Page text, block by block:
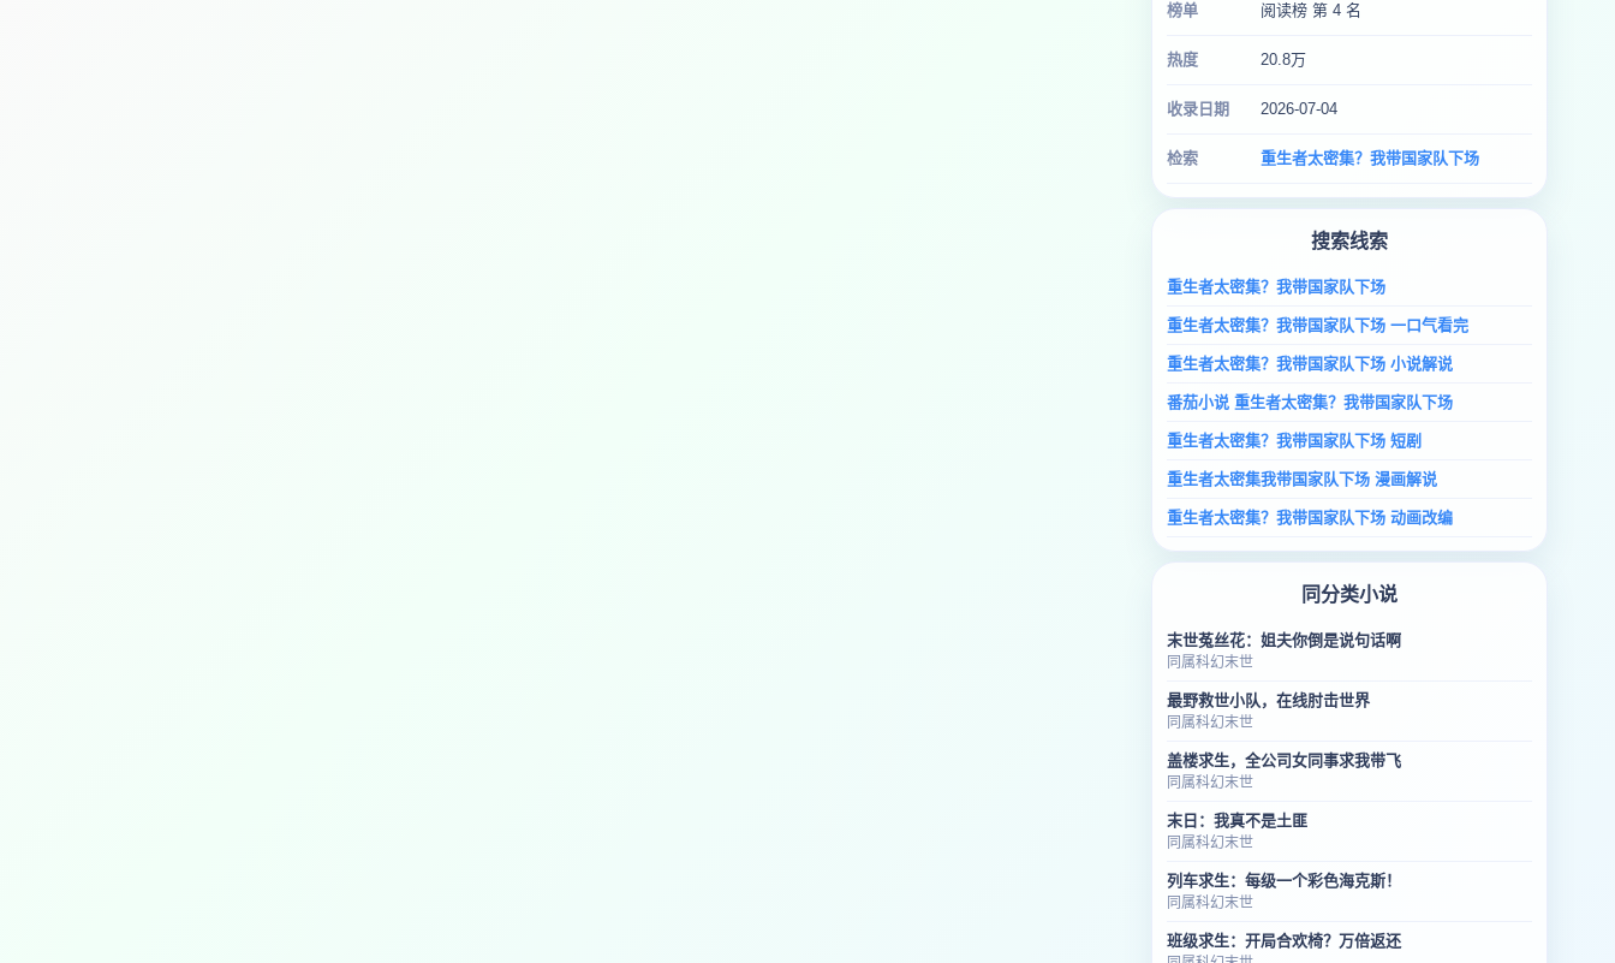
榜单 阅读榜 第 4 名
热度 20.8万
收录日期 2026-07-04
检索 重生者太密集？我带国家队下场
搜索线索
重生者太密集？我带国家队下场
重生者太密集？我带国家队下场 一口气看完
重生者太密集？我带国家队下场 小说解说
番茄小说 重生者太密集？我带国家队下场
重生者太密集？我带国家队下场 短剧
重生者太密集我带国家队下场 漫画解说
重生者太密集？我带国家队下场 动画改编
同分类小说
末世菟丝花：姐夫你倒是说句话啊
同属科幻末世
最野救世小队，在线肘击世界
同属科幻末世
盖楼求生，全公司女同事求我带飞
同属科幻末世
末日：我真不是土匪
同属科幻末世
列车求生：每级一个彩色海克斯！
同属科幻末世
班级求生：开局合欢椅？万倍返还